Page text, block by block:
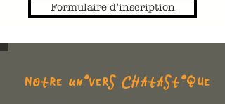
Formulaire d’inscription
Notre Univers Chatastique